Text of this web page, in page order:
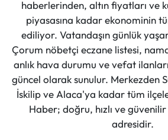
haberlerinden, altın fiyatları ve
piyasasına kadar ekonominin
ediliyor. Vatandaşın günlük
Çorum nöbetçi eczane listesi,
anlık hava durumu ve vefat
güncel olarak sunulur. Merkezden
İskilip ve Alaca'ya kadar tüm
Haber; doğru, hızlı ve
adresidir.